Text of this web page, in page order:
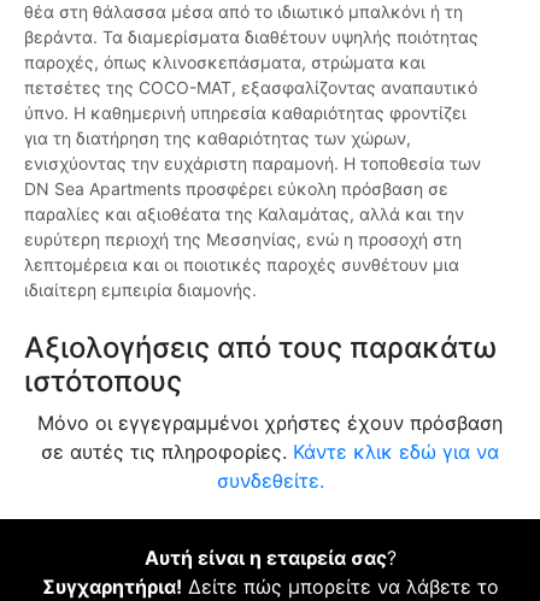
θέα στη θάλασσα μέσα από το ιδιωτικό μπαλκόνι ή τη
βεράντα. Τα διαμερίσματα διαθέτουν υψηλής ποιότητας
παροχές, όπως κλινοσκεπάσματα, στρώματα και
πετσέτες της COCO-MAT, εξασφαλίζοντας αναπαυτικό
ύπνο. Η καθημερινή υπηρεσία καθαριότητας φροντίζει
για τη διατήρηση της καθαριότητας των χώρων,
ενισχύοντας την ευχάριστη παραμονή. Η τοποθεσία των
DN Sea Apartments προσφέρει εύκολη πρόσβαση σε
παραλίες και αξιοθέατα της Καλαμάτας, αλλά και την
ευρύτερη περιοχή της Μεσσηνίας, ενώ η προσοχή στη
λεπτομέρεια και οι ποιοτικές παροχές συνθέτουν μια
ιδιαίτερη εμπειρία διαμονής.
Αξιολογήσεις από τους παρακάτω
ιστότοπους
Μόνο οι εγγεγραμμένοι χρήστες έχουν πρόσβαση
σε αυτές τις πληροφορίες. Κάντε κλικ εδώ για να
συνδεθείτε.
Αυτή είναι η εταιρεία σας?
Συγχαρητήρια! Δείτε πώς μπορείτε να λάβετε το